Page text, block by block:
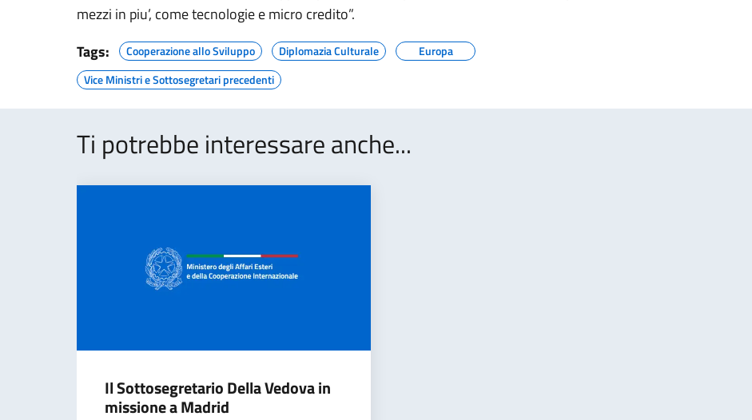
mezzi in piu’, come tecnologie e micro credito”.
Tags:
Cooperazione allo Sviluppo Diplomazia Culturale
Europa
Vice Ministri e Sottosegretari precedenti
Ti potrebbe interessare anche...
Il Sottosegretario Della Vedova in
missione a Madrid